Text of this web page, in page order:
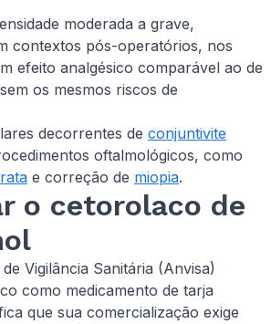
moderada a grave,
contextos pós-operatórios, nos
efeito analgésico comparável ao de
os mesmos riscos de
decorrentes de conjuntivite
oftalmológicos, como
e correção de miopia.
o cetorolaco de
Vigilância Sanitária (Anvisa)
como medicamento de tarja
que sua comercialização exige